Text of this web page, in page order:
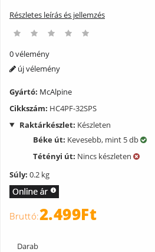
Részletes leírás és jellemzés
0 vélemény
új vélemény
Gyártó: McAlpine
Cikkszám: HC4PF-32SPS
Raktárkészlet: Készleten
Béke út: Kevesebb, mint 5 db
Tétényi út: Nincs készleten
Súly: 0.2 kg
2.499Ft
Darab